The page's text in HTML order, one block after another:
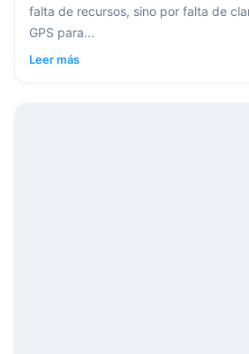
falta de recursos, sino por falta de
GPS para...
Leer más